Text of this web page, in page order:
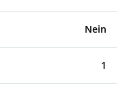
Nein
1